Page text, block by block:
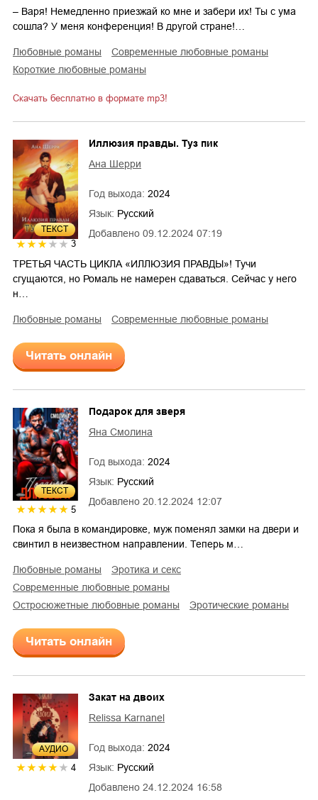
– Варя! Немедленно приезжай ко мне и забери их! Ты с ума
сошла? У меня конференция! В другой стране!…
любовные романы
современные любовные романы
короткие любовные романы
Скачать бесплатно в формате mp3!
ТЕКСТ
3
Добавлено 09.12.2024 07:19
Иллюзия правды. Туз пик
Ана Шерри
Год выхода: 2024
Язык: Русский
ТРЕТЬЯ ЧАСТЬ ЦИКЛА «ИЛЛЮЗИЯ ПРАВДЫ»! Тучи
сгущаются, но Ромаль не намерен сдаваться. Сейчас у него
н…
любовные романы современные любовные романы
Читать онлайн
ТЕКСТ
5
Добавлено 20.12.2024 12:07
Подарок для зверя
Яна Смолина
Год выхода: 2024
Язык: Русский
Пока я была в командировке, муж поменял замки на двери и
свинтил в неизвестном направлении. Теперь м…
любовные романы
эротика и секс
современные любовные романы
остросюжетные любовные романы
эротические романы
Читать онлайн
AУДИО
4
Добавлено 24.12.2024 16:58
Закат на двоих
Relissa Karnanel
Год выхода: 2024
Язык: Русский